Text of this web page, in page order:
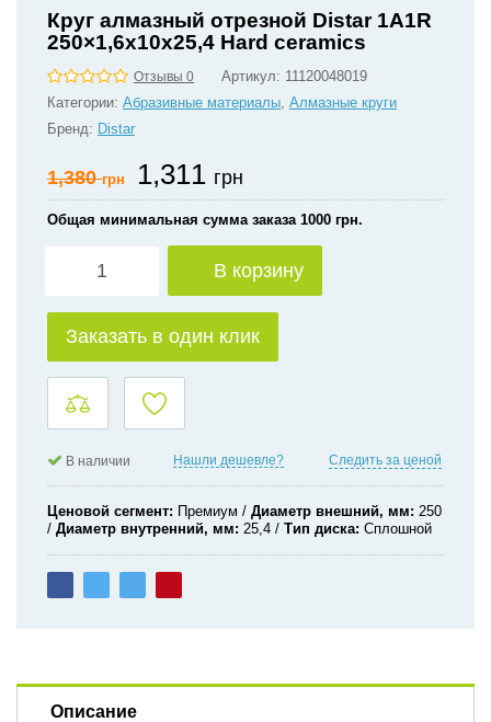
Круг алмазный отрезной Distar 1A1R
250×1,6x10x25,4 Hard ceramics
Отзывы 0 Артикул: 11120048019
Категории: Абразивные материалы, Алмазные круги
Бренд: Distar
1,380грн 1,311 грн
Общая минимальная сумма заказа 1000 грн.
В корзину
Заказать в один клик
В наличии Нашли дешевле? Следить за ценой
Ценовой сегмент Премиум Диаметр внешний, мм 250
Диаметр внутренний, мм 25,4 Тип диска Сплошной
Описание